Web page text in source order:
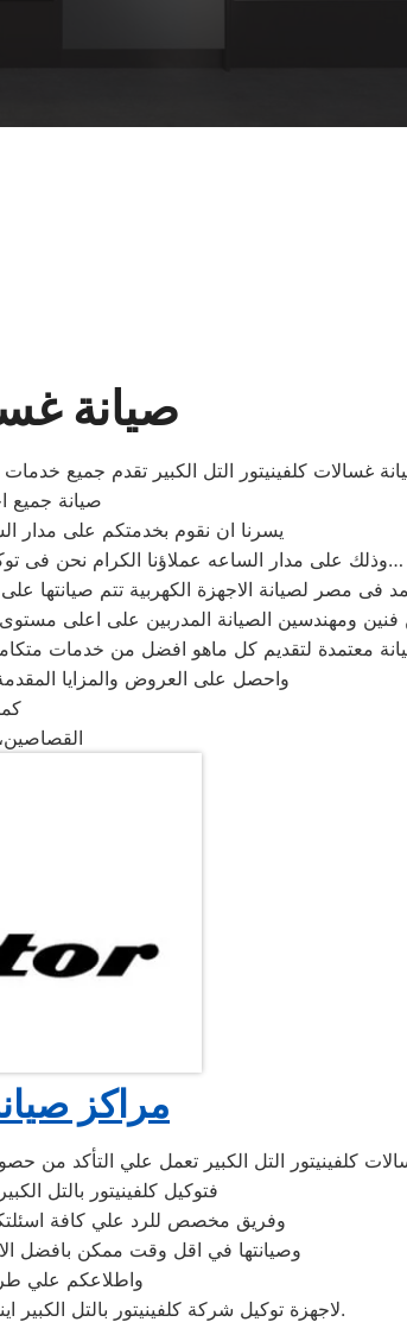
صيانة
غسالات كلفينيتور التل الكبير تقدم جميع
صيانة جميع
يسرنا ان نقوم بخدمتكم على مدار
وذلك على مدار الساعه عملاؤنا الكرام نحن فى توكيل كلفينيتور المعتمد بمصر اتصل بنا على الخط الساخن لصيانة غسالات كلفينيتور اتصل بنا…
فى مصر لصيانة الاجهزة الكهربية تتم
ومهندسين الصيانة المدربين على اعلى
معتمدة لتقديم كل ماهو افضل من خدمات
واحصل على العروض والمزايا
مراكز
كلفينيتور التل الكبير تعمل علي التأكد من
فتوكيل كلفينيتور بالتل
وفريق مخصص للرد علي كافة اسئلتكم علي مدار 24 ساعة في حالة طلب
وصيانتها في اقل وقت ممكن بافضل
واطلاعكم علي
لاجهزة توكيل شركة كلفينيتور بالتل الكبير اينما كنتم خلال وقت قياسي سوف يصل اليكم مهندسنا لمعاينة العطل وصيانة الجهاز.